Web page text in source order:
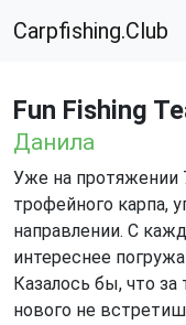
Carpfishing.Club
Fun Fishing
Данила
Уже на протяжении
трофейного карпа,
направлении. С
интереснее
Казалось бы, что за
нового не